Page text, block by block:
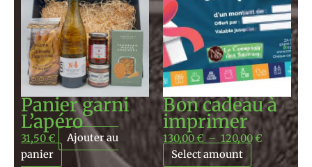
Panier garni
L’apéro
31,50€
Ajouter au
panier
Bon cadeau à
imprimer
130,00€ – 120,00€
prix :
130,00 €
à
120,00 €
Select amount